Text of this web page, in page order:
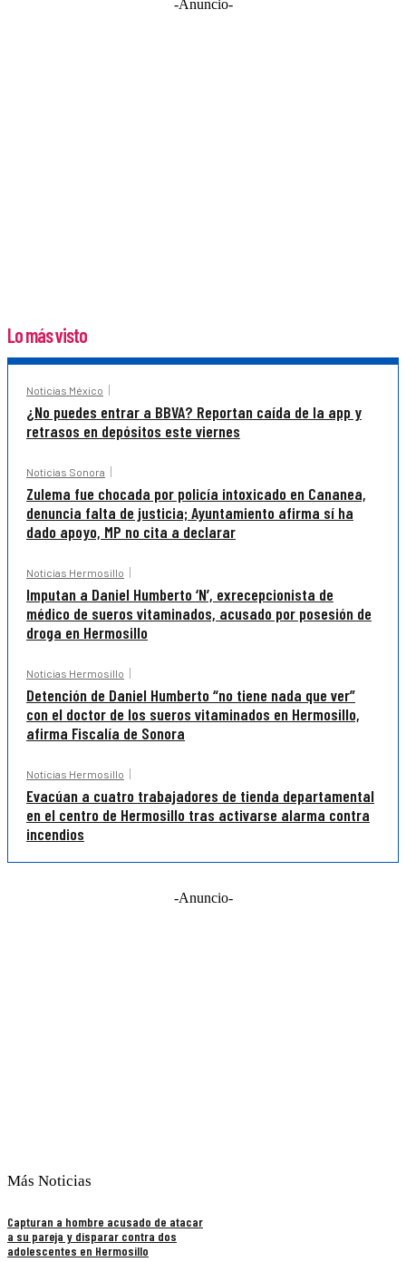
-Anuncio-
Lo más visto
Noticias México
¿No puedes entrar a BBVA? Reportan caída de la app y
retrasos en depósitos este viernes
Noticias Sonora
Zulema fue chocada por policía intoxicado en Cananea,
denuncia falta de justicia; Ayuntamiento afirma sí ha
dado apoyo, MP no cita a declarar
Noticias Hermosillo
Imputan a Daniel Humberto ‘N’, exrecepcionista de
médico de sueros vitaminados, acusado por posesión de
droga en Hermosillo
Noticias Hermosillo
Detención de Daniel Humberto “no tiene nada que ver”
con el doctor de los sueros vitaminados en Hermosillo,
afirma Fiscalía de Sonora
Noticias Hermosillo
Evacúan a cuatro trabajadores de tienda departamental
en el centro de Hermosillo tras activarse alarma contra
incendios
-Anuncio-
Más Noticias
Capturan a hombre acusado de atacar
a su pareja y disparar contra dos
adolescentes en Hermosillo